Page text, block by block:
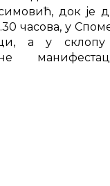
док је
часова, у
а у склопу